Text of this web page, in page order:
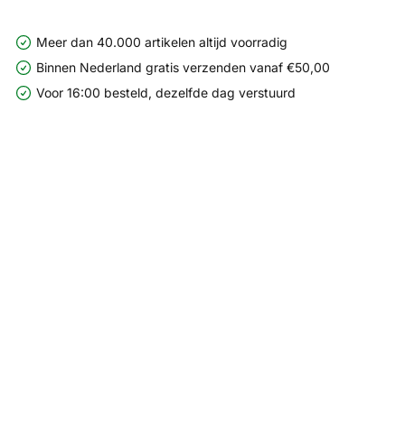
Meer dan 40.000 artikelen altijd voorradig
Binnen Nederland gratis verzenden vanaf €50,00
Voor 16:00 besteld, dezelfde dag verstuurd